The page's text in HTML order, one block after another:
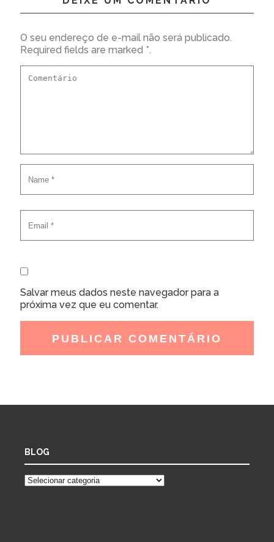
O seu endereço de e-mail não será publicado.
Required fields are marked *.
Salvar meus dados neste navegador para a
próxima vez que eu comentar.
BLOG